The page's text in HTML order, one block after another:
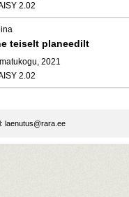
2.02
teiselt planeedilt
2021
2.02
laenutus@rara.ee